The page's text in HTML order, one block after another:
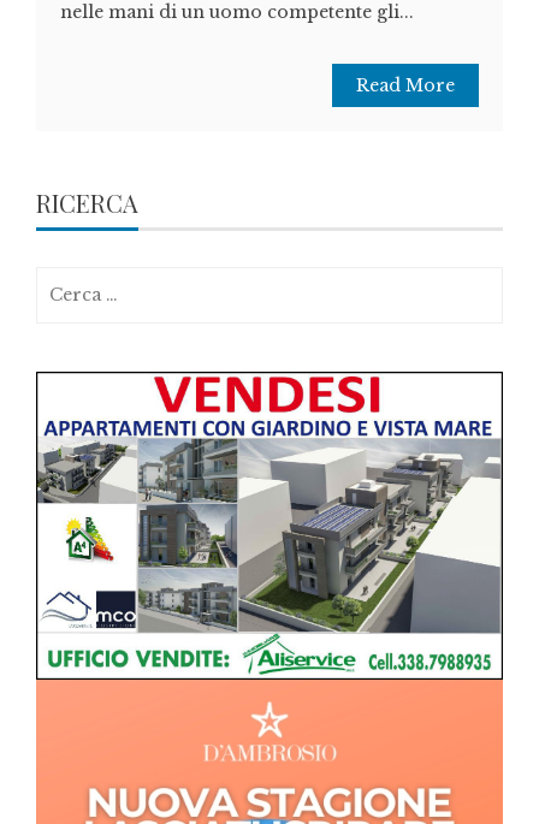
nelle mani di un uomo competente gli...
Read More
RICERCA